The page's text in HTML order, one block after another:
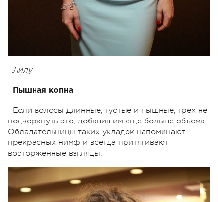
Лилу
Пышная копна
Если волосы длинные, густые и пышные, грех не
подчеркнуть это, добавив им еще больше объема.
Обладательницы таких укладок напоминают
прекрасных нимф и всегда притягивают
восторженные взгляды.